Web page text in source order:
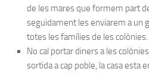
de les mares que formem part
seguidament les enviarem a un
totes les famílies de les colònies.
No cal portar diners a les
sortida a cap poble, la casa esta